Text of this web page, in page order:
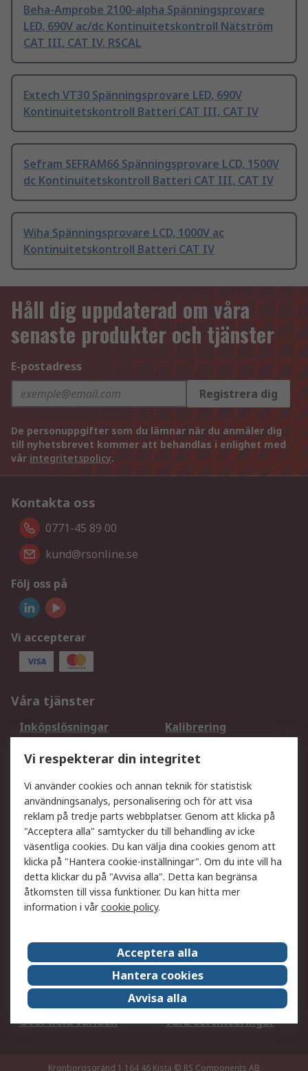
Beha-Amprobe 2100-alpha Spänningsprovare
LED, 690V ac/dc Kontinuitetskontroll Nätström
CAT III, CAT IV, RSCAL
Extech VT30 Spänningsprovare LED, 690V
Kontinuitetskontroll Batteri CAT III, CAT IV
Sefram SEFRAM66 Spänningsprovare LCD, 1500V
dc Kontinuitetskontroll Batteri CAT III, CAT IV
Wiha Spänningsprovare LCD, 1000V ac
Kontinuitetskontroll Batteri CAT IV
Håll dig uppdaterad om våra
senaste produkter och tjänster
E-postadress
Registrera dig
De personuppgifter som du lämnar när du anmäler dig
till nyhetsbrevet kommer att behandlas i enlighet med
vår integritetspolicy.
Kontakta oss
0771-45 89 00
kund@rsonline.se
Följ oss på
Vi accepterar
Våra tjänster
Inköpslösningar
Kalibrering
DesignSpark
Teknisk Support
Ditt lokala säljteam
Exportlösningar
Support
Få hjälp
Retur av varor
Leverans
Spåra din order
Begär en fakturakopi
Fördelar med RS-konto
Betalningsalternativ
Om RS
Försäljningsvillkor
Det juridiska
Press Centre
Jobba hos RS
ESG
Över hela världen
Våra certificeringar
Kronborgsgränd 1 164 46 Kista © RS Components AB
Vi respekterar din integritet
Vi använder cookies och annan teknik för statistisk
användningsanalys, personalisering och för att visa
reklam på tredje parts webbplatser. Genom att klicka på
"Acceptera alla" samtycker du till behandling av icke
väsentliga cookies. Du kan välja dina cookies genom att
klicka på "Hantera cookie-inställningar". Om du inte vill ha
detta klickar du på "Avvisa alla". Detta kan begränsa
åtkomsten till vissa funktioner. Du kan hitta mer
information i vårcookie policy.
Acceptera alla
Hantera cookies
Avvisa alla